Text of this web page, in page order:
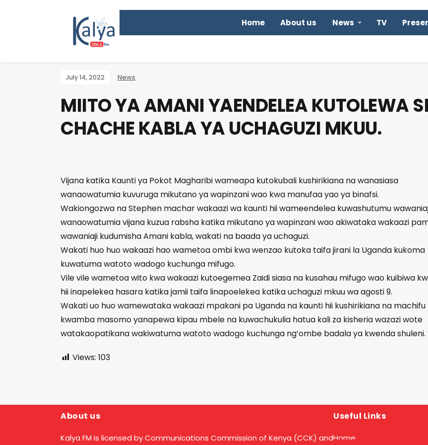
Home About us News TV
July 14, 2022 News
MIITO YA AMANI YAENDELEA KUTOLEWA
CHACHE KABLA YA UCHAGUZI MKUU.
Vijana katika Kaunti ya Pokot Magharibi wameapa kutokubali kushirikiana na wanasiasa
wanaowatumia kuvuruga mikutano ya wapinzani wao kwa manufaa yao ya binafsi.
Wakiongozwa na Stephen machar wakaazi wa kaunti hii wameendelea kuwashutumu
wanaowatumia vijana kuzua rabsha katika mikutano ya wapinzani wao akiwataka wakaazi
wawaniaji kudumisha Amani kabla, wakati na baada ya uchaguzi.
Wakati huo huo wakaazi hao wametoa ombi kwa wenzao kutoka taifa jirani la Uganda kukoma
kuwatuma watoto wadogo kuchunga mifugo.
Vile vile wametoa wito kwa wakaazi kutoegemea Zaidi siasa na kusahau mifugo wao kuibiwa
hii inapelekea hasara katika jamii taifa linapoelekea katika uchaguzi mkuu wa agosti 9.
Wakati uo huo wamewataka wakaazi mpakani pa Uganda na kaunti hii kushirikiana na machifu
kwamba masomo yanapewa kipau mbele na kuwachukulia hatua kali za kisheria wazazi wote
watakaopatikana wakiwatuma watoto wadogo kuchunga ng’ombe badala ya kwenda shuleni.
Views: 103
About us
Kalya FM is licensed by Communications Commission of Kenya (CCK) and
Useful Links
Home